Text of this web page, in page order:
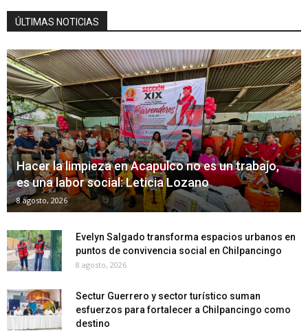
ÚLTIMAS NOTICIAS
Hacer la limpieza en Acapulco no es un trabajo,
es una labor social: Leticia Lozano
8 agosto, 2026
Evelyn Salgado transforma espacios urbanos en
puntos de convivencia social en Chilpancingo
8 agosto, 2026
Sectur Guerrero y sector turístico suman
esfuerzos para fortalecer a Chilpancingo como
destino